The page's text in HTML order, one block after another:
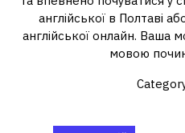
англійської в Полтаві
англійської онлайн. Ваша
мовою